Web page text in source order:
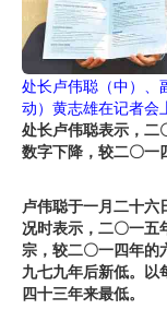
处长卢伟聪（中）、
动）黄志雄在记者会
处长卢伟聪表示，二
数字下降，较二〇一
卢伟聪于一月二十
况时表示，二〇一五
宗，较二〇一四年的
九七九年后新低。以
四十三年来最低。